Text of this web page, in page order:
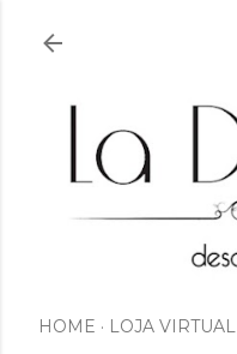
HOME LOJA VIRTUAL